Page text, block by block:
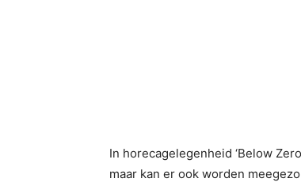
In horecagelegenheid ‘Below
maar kan er ook worden